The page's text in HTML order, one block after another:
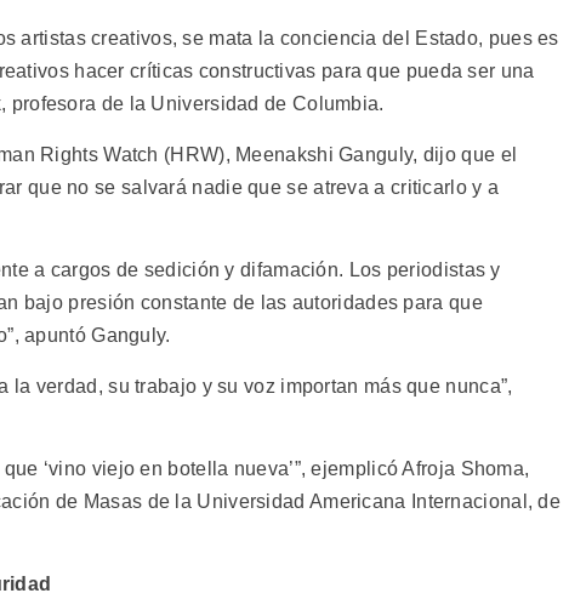
artistas creativos, se mata la conciencia del Estado, pues es
hacer críticas constructivas para que pueda ser una
profesora de la Universidad de Columbia.
Rights Watch (HRW), Meenakshi Ganguly, dijo que el
que no se salvará nadie que se atreva a criticarlo y a
a cargos de sedición y difamación. Los periodistas y
bajo presión constante de las autoridades para que
apuntó Ganguly.
la verdad, su trabajo y su voz importan más que nunca”,
‘vino viejo en botella nueva’”, ejemplicó Afroja Shoma,
de Masas de la Universidad Americana Internacional, de